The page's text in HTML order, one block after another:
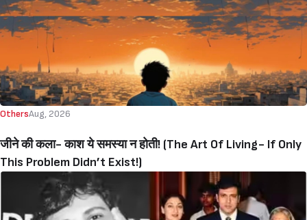
OthersAug, 2026
जीने की‌ कला- काश ये समस्या न होती! (The Art Of Living- If Only
This Problem Didn’t Exist!)